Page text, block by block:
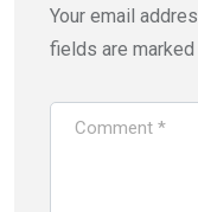
Your email
fields are marked